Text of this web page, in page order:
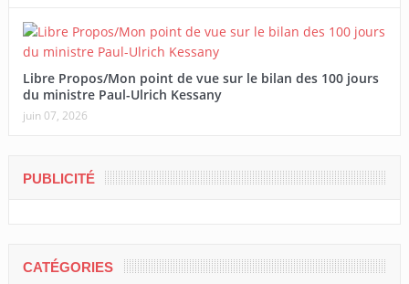
Libre Propos/Mon point de vue sur le bilan des 100 jours
du ministre Paul-Ulrich Kessany
juin 07, 2026
PUBLICITÉ
CATÉGORIES